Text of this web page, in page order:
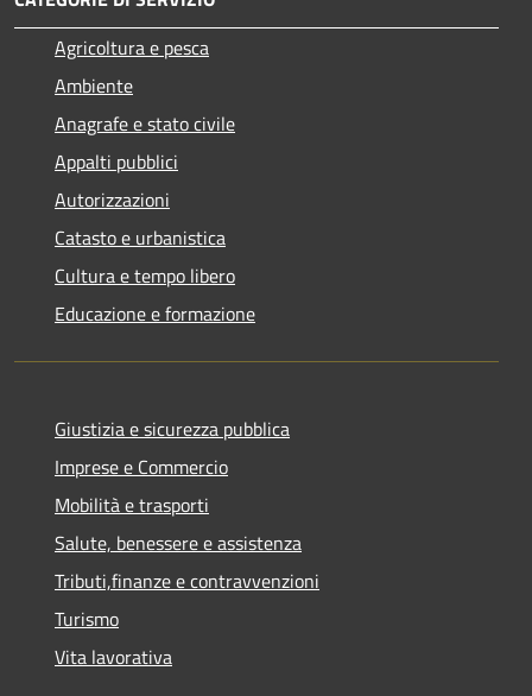
Agricoltura e pesca
Ambiente
Anagrafe e stato civile
Appalti pubblici
Autorizzazioni
Catasto e urbanistica
Cultura e tempo libero
Educazione e formazione
Giustizia e sicurezza pubblica
Imprese e Commercio
Mobilità e trasporti
Salute, benessere e assistenza
Tributi,finanze e contravvenzioni
Turismo
Vita lavorativa